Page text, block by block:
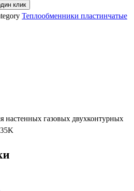
клик
Теплообменники пластинчатые
настенных газовых двухконтурных